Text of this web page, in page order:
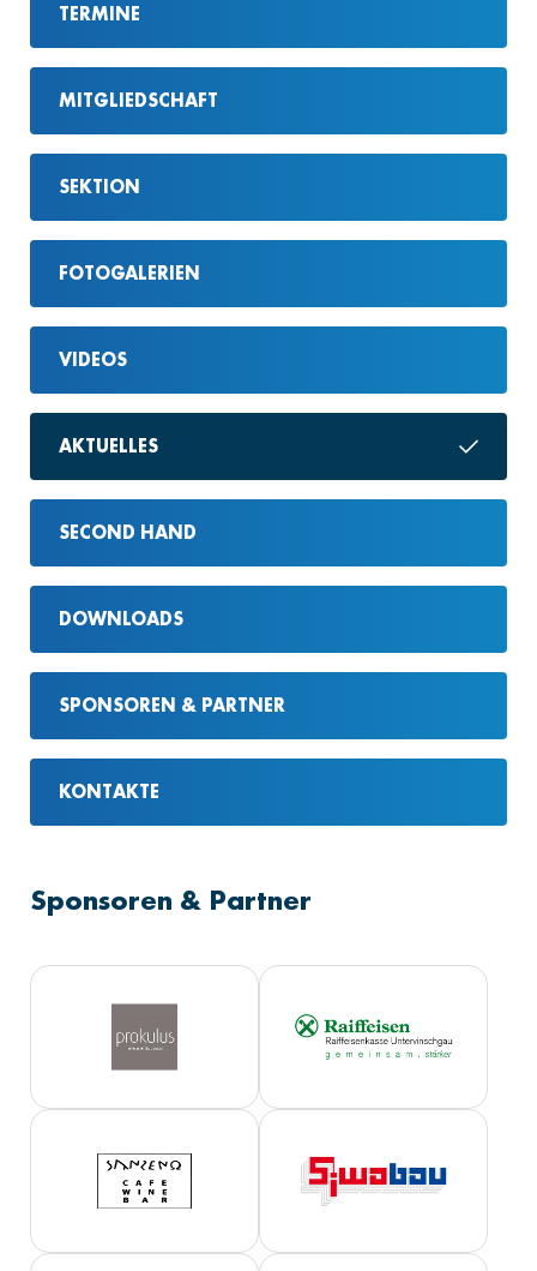
TERMINE
MITGLIEDSCHAFT
SEKTION
FOTOGALERIEN
VIDEOS
AKTUELLES
SECOND HAND
DOWNLOADS
SPONSOREN & PARTNER
KONTAKTE
Sponsoren & Partner